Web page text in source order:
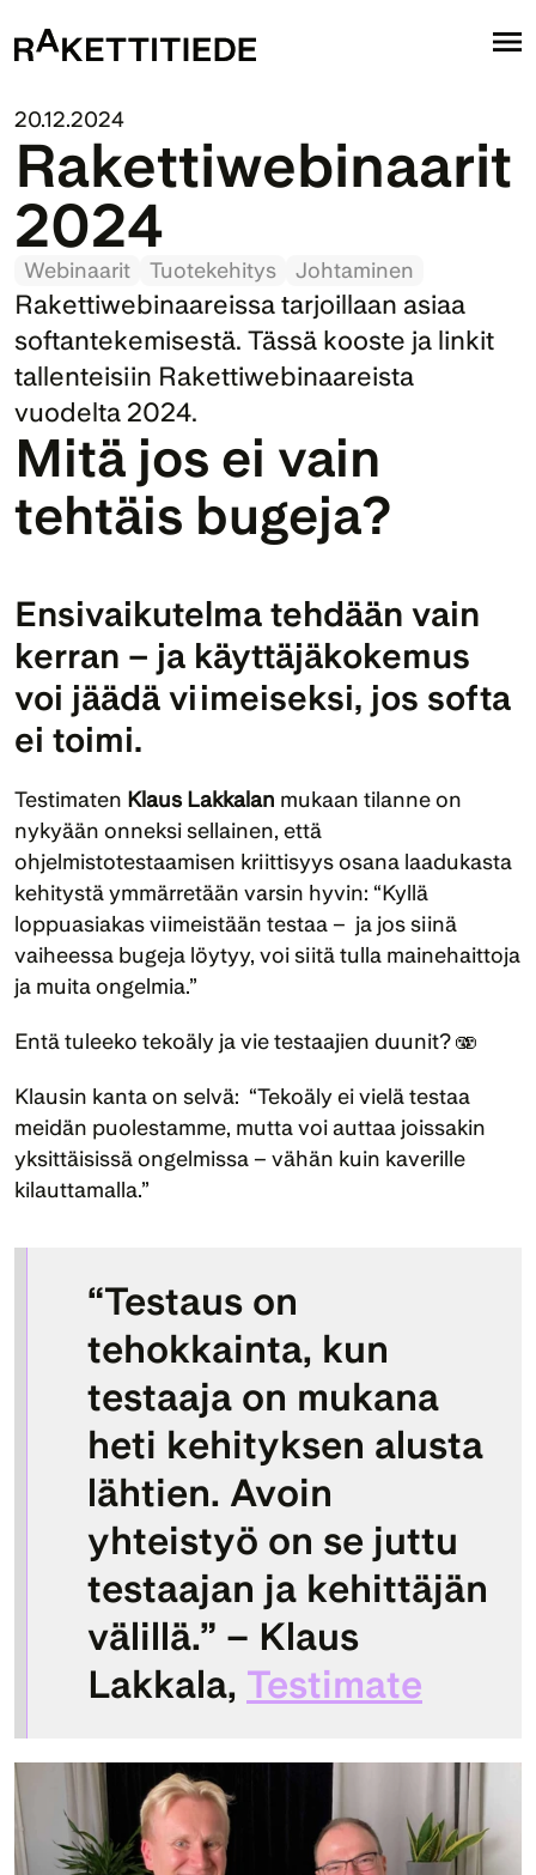
20.12.2024
Rakettiwebinaarit
2024
Webinaarit Tuotekehitys Johtaminen
Rakettiwebinaareissa tarjoillaan asiaa
softantekemisestä. Tässä kooste ja linkit
tallenteisiin Rakettiwebinaareista
vuodelta 2024.
Mitä jos ei vain
tehtäis bugeja?
Ensivaikutelma tehdään vain
kerran – ja käyttäjäkokemus
voi jäädä viimeiseksi, jos softa
ei toimi.
Testimaten Klaus Lakkalan mukaan tilanne on
nykyään onneksi sellainen, että
ohjelmistotestaamisen kriittisyys osana laadukasta
kehitystä ymmärretään varsin hyvin: “Kyllä
loppuasiakas viimeistään testaa –  ja jos siinä
vaiheessa bugeja löytyy, voi siitä tulla mainehaittoja
ja muita ongelmia.”
Entä tuleeko tekoäly ja vie testaajien duunit? 🫨
Klausin kanta on selvä:  “Tekoäly ei vielä testaa
meidän puolestamme, mutta voi auttaa joissakin
yksittäisissä ongelmissa – vähän kuin kaverille
kilauttamalla.”
“Testaus on
tehokkainta, kun
testaaja on mukana
heti kehityksen alusta
lähtien. Avoin
yhteistyö on se juttu
testaajan ja kehittäjän
välillä.” – Klaus
Lakkala, Testimate